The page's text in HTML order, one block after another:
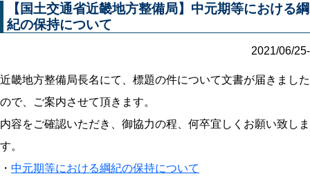
【国土交通省近畿地方整備局】中元期等における綱
紀の保持について
2021/06/25-
近畿地方整備局長名にて、標題の件について文書が届きました
ので、ご案内させて頂きます。
内容をご確認いただき、御協力の程、何卒宜しくお願い致しま
す。
・ 中元期等における綱紀の保持について